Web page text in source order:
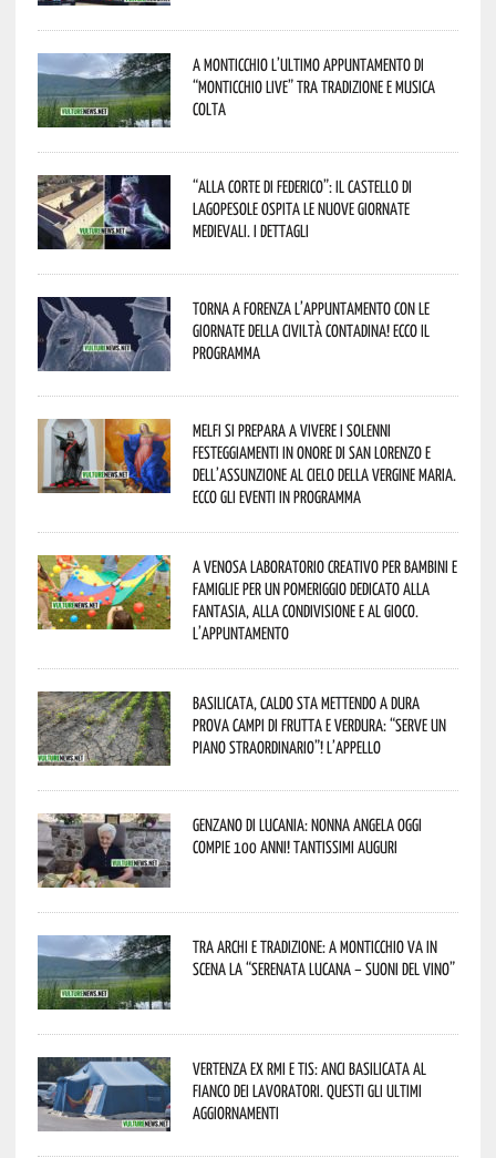
A Monticchio l’ultimo appuntamento di
“Monticchio Live” tra tradizione e musica
colta
“Alla corte di Federico”: il Castello di
Lagopesole ospita le nuove Giornate
Medievali. I dettagli
Torna a Forenza l’appuntamento con le
Giornate della Civiltà Contadina! Ecco il
programma
Melfi si prepara a vivere i solenni
festeggiamenti in onore di San Lorenzo e
dell’assunzione al cielo della Vergine Maria.
Ecco gli eventi in programma
A Venosa laboratorio creativo per bambini e
famiglie per un pomeriggio dedicato alla
fantasia, alla condivisione e al gioco.
L’appuntamento
Basilicata, caldo sta mettendo a dura
prova campi di frutta e verdura: “Serve un
piano straordinario”! L’appello
Genzano di Lucania: nonna Angela oggi
compie 100 anni! Tantissimi auguri
Tra archi e tradizione: a Monticchio va in
scena la “Serenata lucana – suoni del vino”
Vertenza ex RMI e TIS: ANCI Basilicata al
fianco dei lavoratori. Questi gli ultimi
aggiornamenti